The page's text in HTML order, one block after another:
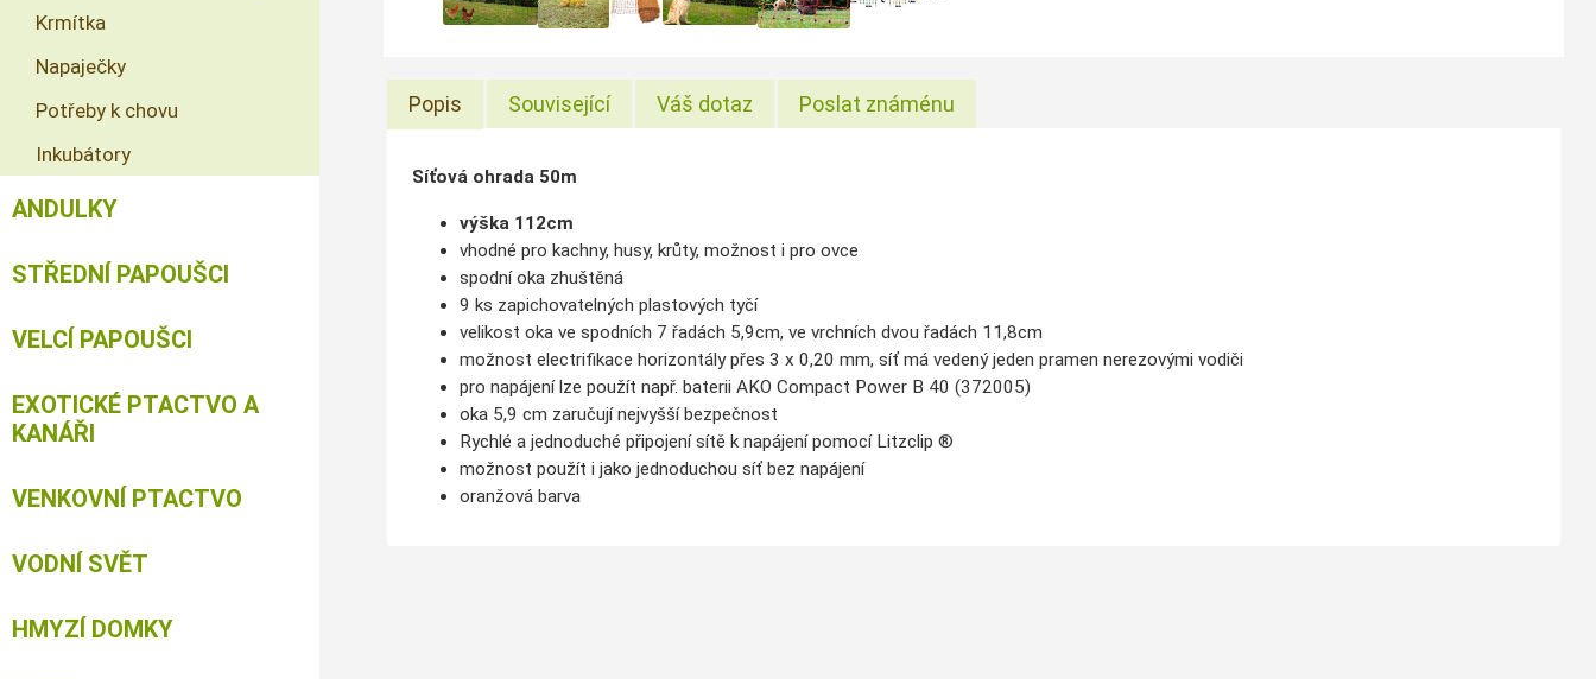
Popis Související Váš dotaz Poslat známénu
Síťová ohrada 50m
výška 112cm
vhodné pro kachny, husy, krůty, možnost i pro ovce
spodní oka zhuštěná
9 ks zapichovatelných plastových tyčí
velikost oka ve spodních 7 řadách 5,9cm, ve vrchních dvou řadách 11,8cm
možnostelectrifikace horizontály přes 3 x 0,20 mm, síť má vedený jeden pramen nerezovými vodiči
pro napájenílze použítnapř. bateriiAKO Compact Power B 40 (372005)
oka 5,9 cm zaručují nejvyšší bezpečnost
Rychlé a jednoduché připojení sítě k napájení pomocí Litzclip ®
možnost použít i jako jednoduchou síť bez napájení
oranžová barva
Krmítka
Napaječky
Potřeby k chovu
Inkubátory
ANDULKY
STŘEDNÍ PAPOUŠCI
VELCÍ PAPOUŠCI
EXOTICKÉ PTACTVO A
KANÁŘI
VENKOVNÍ PTACTVO
VODNÍ SVĚT
HMYZÍ DOMKY